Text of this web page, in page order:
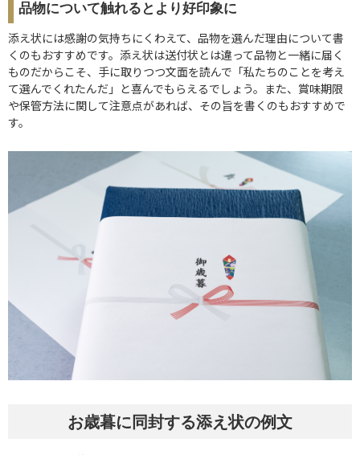
品物について触れるとより好印象に
添え状には感謝の気持ちにくわえて、品物を選んだ理由について書
くのもおすすめです。添え状は送付状とは違って品物と一緒に届く
ものだからこそ、手に取りつつ文面を読んで「私たちのことを考え
て選んでくれたんだ」と喜んでもらえるでしょう。また、賞味期限
や保管方法に関して注意点があれば、その旨を書くのもおすすめで
す。
お歳暮に同封する添え状の例文